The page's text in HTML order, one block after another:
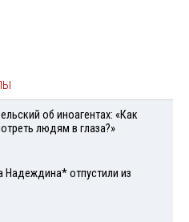
об иноагентах: «Как
людям в глаза?»
Надеждина* отпустили из